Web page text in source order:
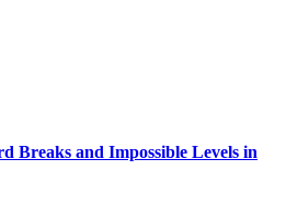
Breaks and Impossible Levels in